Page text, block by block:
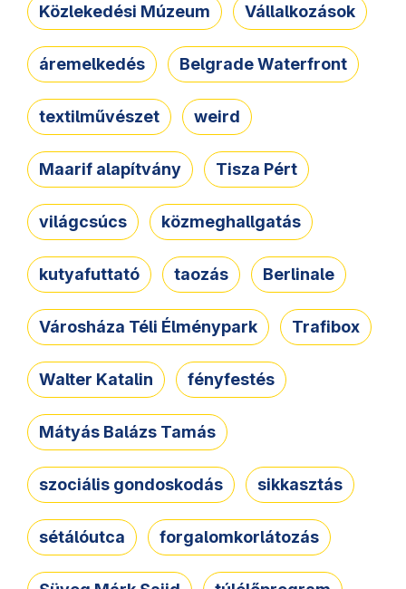
Közlekedési Múzeum Vállalkozások
áremelkedés Belgrade Waterfront
textilművészet weird
Maarif alapítvány Tisza Pért
világcsúcs közmeghallgatás
kutyafuttató taozás Berlinale
Városháza Téli Élménypark Trafibox
Walter Katalin fényfestés
Mátyás Balázs Tamás
szociális gondoskodás sikkasztás
sétálóutca forgalomkorlátozás